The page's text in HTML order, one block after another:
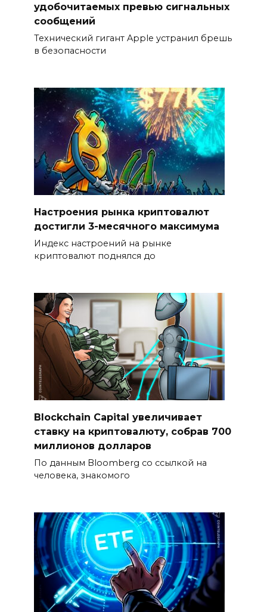
удобочитаемых превью сигнальных
сообщений
Технический гигант Apple устранил брешь
в безопасности
Настроения рынка криптовалют
достигли 3-месячного максимума
Индекс настроений на рынке
криптовалют поднялся до
Blockchain Capital увеличивает
ставку на криптовалюту, собрав 700
миллионов долларов
По данным Bloomberg со ссылкой на
человека, знакомого